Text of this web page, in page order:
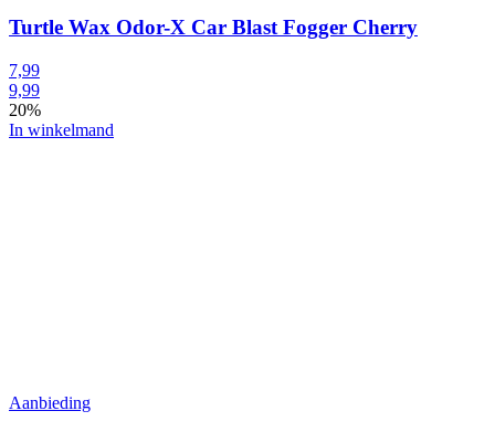
Turtle Wax Odor-X Car Blast Fogger Cherry
7,99
9,99
20%
In winkelmand
Aanbieding